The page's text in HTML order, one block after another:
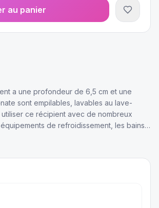
au panier
a une profondeur de 6,5 cm et une
sont empilables, lavables au lave-
ce récipient avec de nombreux
de refroidissement, les bains-